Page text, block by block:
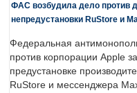
ФАС возбудила дело против
непредустановки RuStore и
Федеральная
против корпорации Apple
предустановке
RuStore и мессенджера